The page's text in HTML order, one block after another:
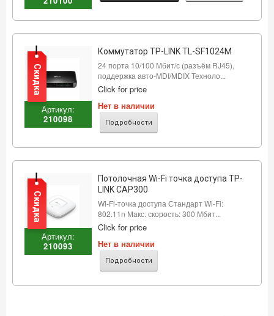
Артикул:
210098
Коммутатор TP-LINK TL-SF1024M
24 порта 10/100 Мбит/с (разъём RJ45),
поддержка авто-MDI/MDIX Техноло...
Click for price
Нет в наличии
Подробности
Скидка
Артикул:
210093
Потолочная Wi-Fi точка доступа TP-
LINK CAP300
Wi-Fi-точка доступа Стандарт Wi-Fi:
802.11n Макс. скорость: 300 Мбит...
Click for price
Нет в наличии
Подробности
Скидка